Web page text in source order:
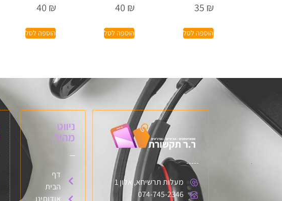
35 ₪
הוספה לסל
40 ₪
הוספה לסל
40 ₪
הוספה לסל
מעלות תרשיחא, אלון 1
074-745-2346
ניווט
מהיר:
דף
הבית